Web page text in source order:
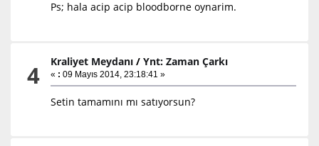
Ps; hala acip acip bloodborne oynarim.
4 Kraliyet Meydanı /Ynt: Zaman Çarkı
« : 09 Mayıs 2014, 23:18:41 »
Setin tamamını mı satıyorsun?